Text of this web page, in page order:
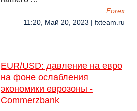
Forex
11:20, Май 20, 2023 | fxteam.ru
EUR/USD: давление на евро
на фоне ослабления
экономики еврозоны -
Commerzbank